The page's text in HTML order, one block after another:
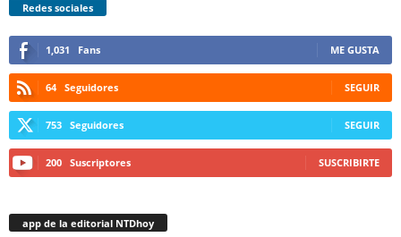
Redes sociales
1,031 Fans ME GUSTA
64 Seguidores SEGUIR
753 Seguidores SEGUIR
200 Suscriptores SUSCRIBIRTE
app de la editorial NTDhoy